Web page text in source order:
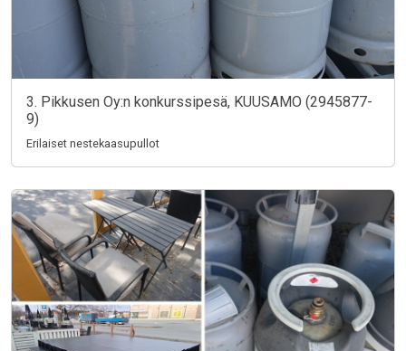
3. Pikkusen Oy:n konkurssipesä, KUUSAMO (2945877-
9)
Erilaiset nestekaasupullot